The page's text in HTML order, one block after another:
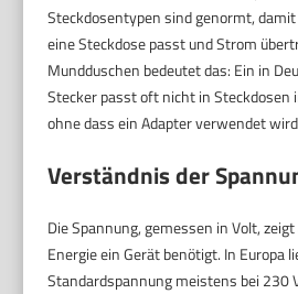
Steckdosentypen sind genormt,
eine Steckdose passt und Strom
Mundduschen bedeutet das: Ein in
Stecker passt oft nicht in Steckdosen
ohne dass ein Adapter verwendet
Verständnis der
Die Spannung, gemessen in Volt,
Energie ein Gerät benötigt. In Europa
Standardspannung meistens bei 230